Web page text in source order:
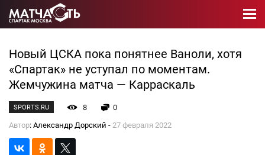
Новый ЦСКА пока понятнее Ваноли, хотя
«Спартак» не уступал по моментам.
Жемчужина матча — Карраскаль
SPORTS.RU 8
0
Автор: Александр Дорский - 27 февраля 2022